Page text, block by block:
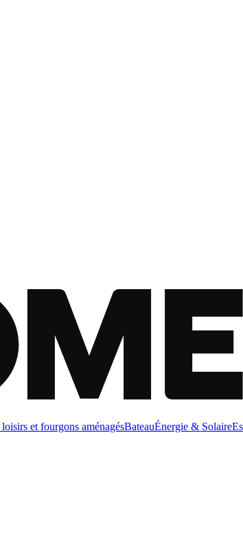
et fourgons aménagésBateauÉnergie & Solaire